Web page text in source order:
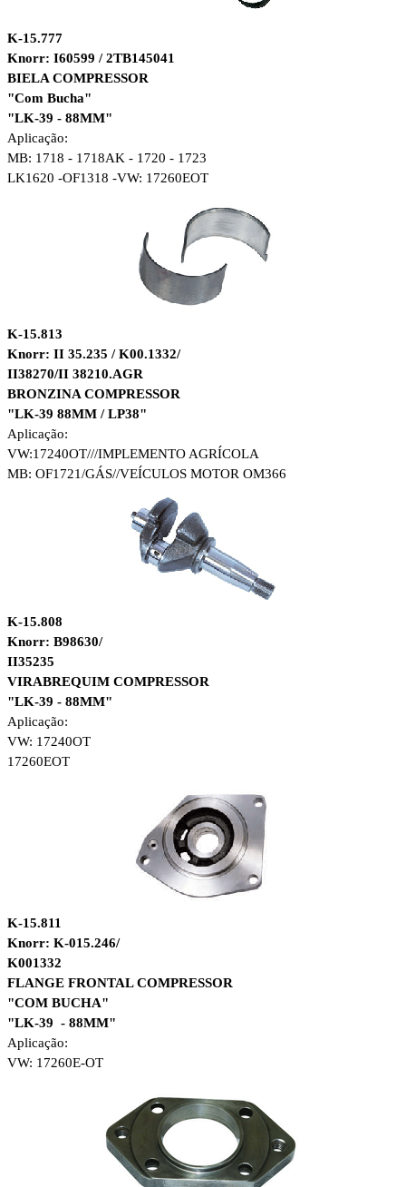
K-15.777
Knorr: I60599 / 2TB145041
BIELA COMPRESSOR
"Com Bucha"
"LK-39 - 88MM"
Aplicação:
MB: 1718 - 1718AK - 1720 - 1723
LK1620 -OF1318 -VW: 17260EOT
K-15.813
Knorr: II 35.235 / K00.1332/
II38270/II 38210.AGR
BRONZINA COMPRESSOR
"LK-39 88MM / LP38"
Aplicação:
VW:17240OT///IMPLEMENTO AGRÍCOLA
MB: OF1721/GÁS//VEÍCULOS MOTOR OM366
K-15.808
Knorr: B98630/
II35235
VIRABREQUIM COMPRESSOR
"LK-39 - 88MM"
Aplicação:
VW: 17240OT
17260EOT
K-15.811
Knorr: K-015.246/
K001332
FLANGE FRONTAL COMPRESSOR
"COM BUCHA"
"LK-39 - 88MM"
Aplicação:
VW: 17260E-OT